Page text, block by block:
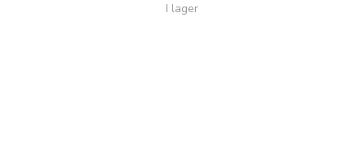
I lager